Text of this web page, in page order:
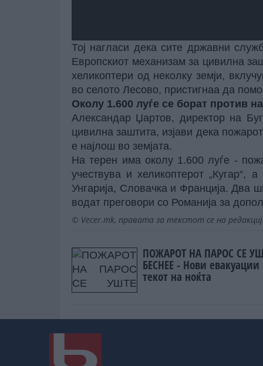
Тој нагласи дека сите државни
Европскиот механизам за цивилна
хеликоптери од неколку земји,
во селото Лесово, пристигнаа да
Околу 1.600 луѓе се борат против
Александар Џартов, директор на
цивилна заштита, изјави дека
е најлош во земјата.
На терен има околу 1.600 луѓе -
учествува и хеликоптерот „Кугар“,
Унгарија, Словачка и Франција. Два
водат преговори со Романија за
© Vecer.mk, правата за текстот се на
ПОЖАРОТ НА ПАРОС СЕ
БЕСНЕЕ - Нови евакуации
текот на ноќта